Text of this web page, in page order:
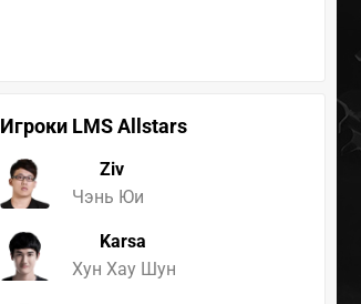
Игроки LMS Allstars
Ziv
Чэнь Юи
Karsa
Хун Хау Шун